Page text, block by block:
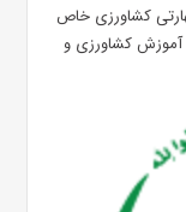
کشاورزی خاص
آموزش کشاورزی و